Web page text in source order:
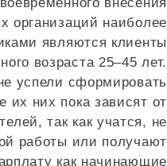
организаций наиболее
являются клиенты
возраста 25–45 лет.
успели сформировать
их них пока зависят от
так как учатся, не
работы или получают
как начинающие